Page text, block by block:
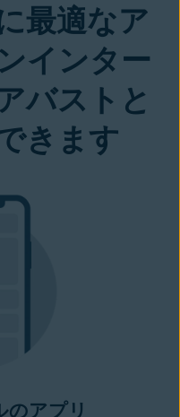
最適なア
インター
バストと
きます
アプリ